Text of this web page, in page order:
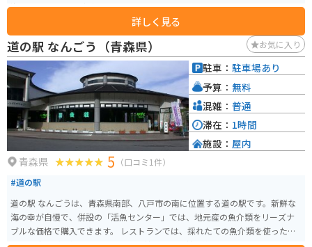
海産物の加工品などが販売されています。レストランでは、ホタテやウニな
どの地元食材を使った海鮮丼やラーメンなどが楽しめます。 バイクで訪れる
場合、道の駅には広々とした駐車場が完備されているので安心です。周辺に
は、美しい海岸線を走るシーサイドラインや、温泉施設などもあり、ツーリ
ングの拠点としても最適です。
詳しく見る
道の駅 なんごう（青森県） お気に入り
青森県 5 （口コミ1件）
#道の駅
道の駅 なんごうは、青森県南部、八戸市の南に位置する道の駅です。新鮮な
海の幸が自慢で、併設の「活魚センター」では、地元産の魚介類をリーズナ
ブルな価格で購入できます。 レストランでは、採れたての魚介類を使った丼
駐車： 駐車場あり
予算： 無料
混雑： 普通
滞在： 1時間
施設： 屋内